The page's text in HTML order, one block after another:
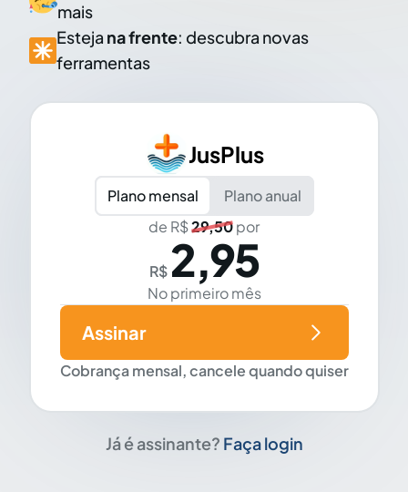
mais
Esteja na frente: descubra novas
ferramentas
JusPlus
Plano mensal
Plano anual
de R$29,50por
R$ 2,95
No primeiro mês
Cobrança mensal, cancele quando quiser
Assinar
Já é assinante? Faça login